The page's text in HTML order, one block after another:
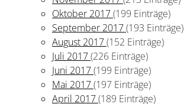
Oktober 2017(199 Einträge)
September 2017(193 Einträge)
August 2017(152 Einträge)
Juli 2017(226 Einträge)
Juni 2017(199 Einträge)
Mai 2017(197 Einträge)
April 2017(189 Einträge)